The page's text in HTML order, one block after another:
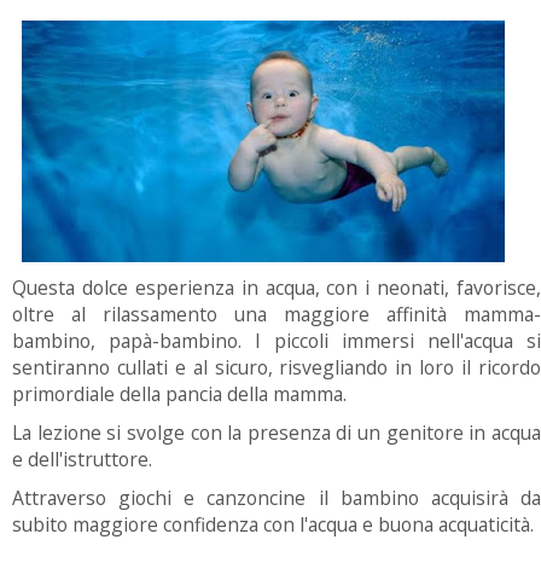
Questa dolce esperienza in acqua, con i neonati, favorisce,
oltre al rilassamento una maggiore affinità mamma-
bambino, papà-bambino. I piccoli immersi nell'acqua si
sentiranno cullati e al sicuro, risvegliando in loro il ricordo
primordiale della pancia della mamma.
La lezione si svolge con la presenza di un genitore in acqua
e dell'istruttore.
Attraverso giochi e canzoncine il bambino acquisirà da
subito maggiore confidenza con l'acqua e buona acquaticità.